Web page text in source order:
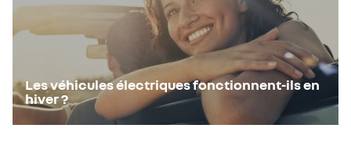
Les véhicules électriques fonctionnent-ils en
hiver ?